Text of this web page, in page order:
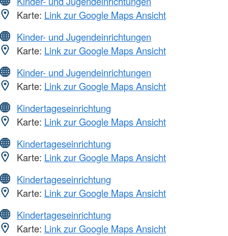
Karte: Link zur Google Maps Ansicht
Kinder- und Jugendeinrichtungen
Karte: Link zur Google Maps Ansicht
Kinder- und Jugendeinrichtungen
Karte: Link zur Google Maps Ansicht
Kindertageseinrichtung
Karte: Link zur Google Maps Ansicht
Kindertageseinrichtung
Karte: Link zur Google Maps Ansicht
Kindertageseinrichtung
Karte: Link zur Google Maps Ansicht
Kindertageseinrichtung
Karte: Link zur Google Maps Ansicht